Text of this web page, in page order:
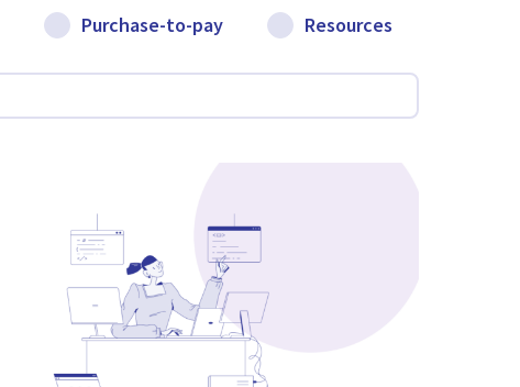
Purchase-to-pay Resources